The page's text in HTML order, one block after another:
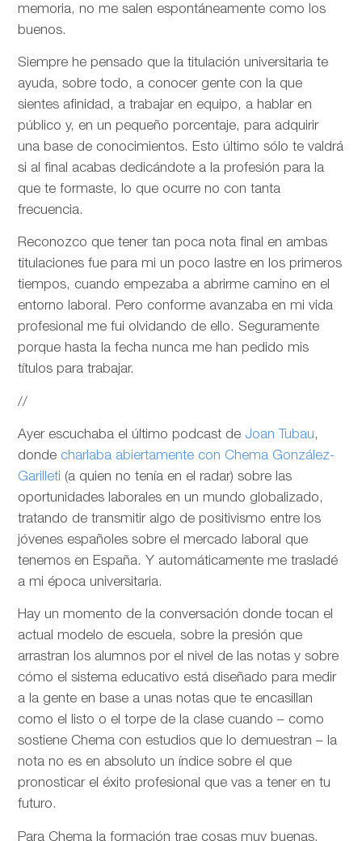
memoria, no me salen espontáneamente como los
buenos.
Siempre he pensado que la titulación universitaria te
ayuda, sobre todo, a conocer gente con la que
sientes afinidad, a trabajar en equipo, a hablar en
público y, en un pequeño porcentaje, para adquirir
una base de conocimientos. Esto último sólo te valdrá
si al final acabas dedicándote a la profesión para la
que te formaste, lo que ocurre no con tanta
frecuencia.
Reconozco que tener tan poca nota final en ambas
titulaciones fue para mi un poco lastre en los primeros
tiempos, cuando empezaba a abrirme camino en el
entorno laboral. Pero conforme avanzaba en mi vida
profesional me fui olvidando de ello. Seguramente
porque hasta la fecha nunca me han pedido mis
títulos para trabajar.
//
Ayer escuchaba el último podcast de Joan Tubau,
donde charlaba abiertamente con Chema González-
Garilleti (a quien no tenía en el radar) sobre las
oportunidades laborales en un mundo globalizado,
tratando de transmitir algo de positivismo entre los
jóvenes españoles sobre el mercado laboral que
tenemos en España. Y automáticamente me trasladé
a mi época universitaria.
Hay un momento de la conversación donde tocan el
actual modelo de escuela, sobre la presión que
arrastran los alumnos por el nivel de las notas y sobre
cómo el sistema educativo está diseñado para medir
a la gente en base a unas notas que te encasillan
como el listo o el torpe de la clase cuando – como
sostiene Chema con estudios que lo demuestran – la
nota no es en absoluto un índice sobre el que
pronosticar el éxito profesional que vas a tener en tu
futuro.
Para Chema la formación trae cosas muy buenas,